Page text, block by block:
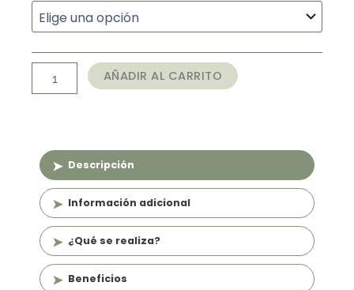
$199.990
hasta
en
Piernas:
Interno
Externo
cantidad
AÑADIR AL CARRITO
Descripción
Información adicional
¿Qué se realiza?
Beneficios